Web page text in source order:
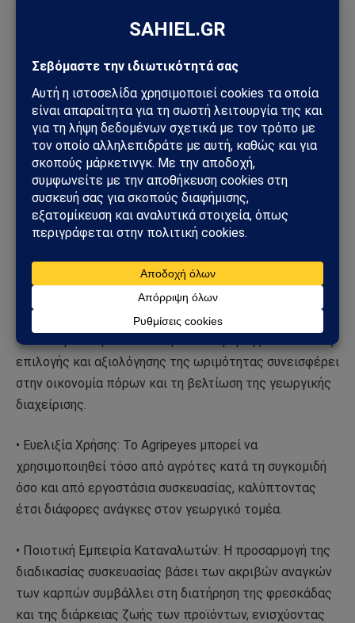
ωριμότητας μειώνει τον κίνδυνο παραγωγής μη
ελαχιστοποιώντας τις απώλειες.
• Προσαρμογή Διαδικασίας Συσκευασίας: Οι
εγκαταστάσεις συσκευασίας μπορούν να
προσαρμόσουν τη διαδικασία συσκευασίας βάσει των
ακριβών αναγκών των καρπών, διατηρώντας έτσι τη
φρεσκάδα και τη διάρκεια ζωής των προϊόντων.
• Αυξημένη Αποδοτικότητα: Η χρήση του Agripeyes
για την επιλογή και την αξιολόγηση της ωριμότητας
• Οικονομία Πόρων: Η αυτοματοποίηση της διαδικασίας
επιλογής και αξιολόγησης της ωριμότητας συνεισφέρει
στην οικονομία πόρων και τη βελτίωση της γεωργικής
διαχείρισης.
• Ευελιξία Χρήσης: Το Agripeyes μπορεί να
χρησιμοποιηθεί τόσο από αγρότες κατά τη συγκομιδή
όσο και από εργοστάσια συσκευασίας, καλύπτοντας
έτσι διάφορες ανάγκες στον γεωργικό τομέα.
• Ποιοτική Εμπειρία Καταναλωτών: Η προσαρμογή της
διαδικασίας συσκευασίας βάσει των ακριβών αναγκών
των καρπών συμβάλλει στη διατήρηση της φρεσκάδας
και της διάρκειας ζωής των προϊόντων, ενισχύοντας